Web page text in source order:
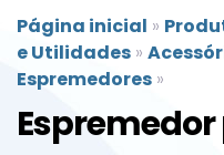
Página inicial »
e Utilidades »
Espremedores »